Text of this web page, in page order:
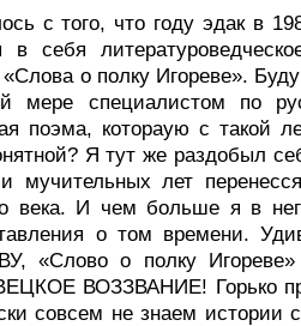
с того, что году эдак в
в себя
«Слова о полку Игореве».
мере специалистом по
поэма, котораую с такой
Я тут же раздобыл
и мучительных лет
века. И чем больше я в
о том времени.
«Слово о полку Игореве»
ВОЗЗВАНИЕ! Горько
совсем не знаем истории